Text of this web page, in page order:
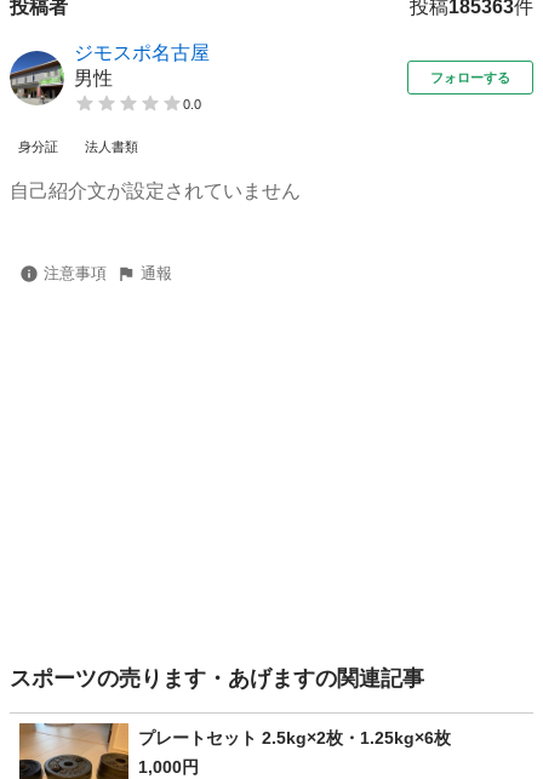
投稿者 投稿185363件
ジモスポ名古屋
男性
0.0
フォローする
身分証 法人書類
自己紹介文が設定されていません
注意事項 通報
スポーツの売ります・あげますの関連記事
プレートセット 2.5kg×2枚・1.25kg×6枚
1,000円